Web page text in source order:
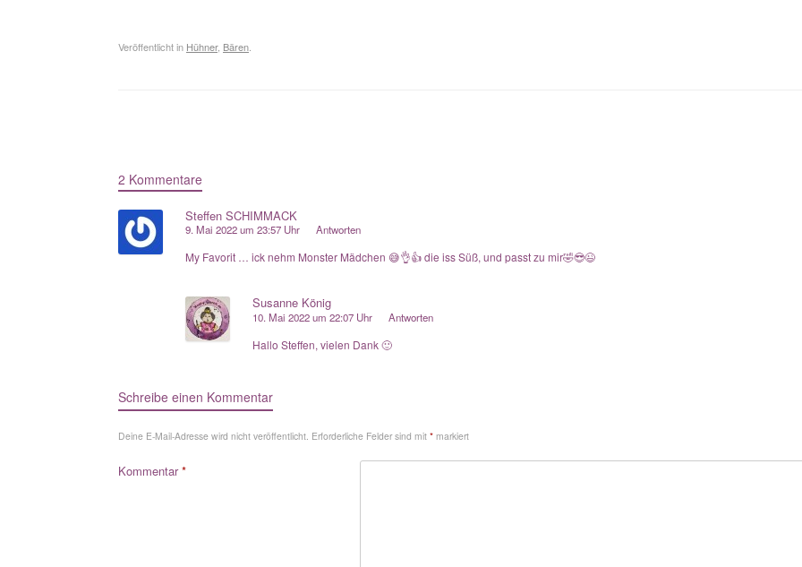
Veröffentlicht in Hühner, Bären
2 Kommentare
Steffen SCHIMMACK
9. Mai 2022 um 23:57 Uhr Antworten
My Favorit … ick nehm Monster Mädchen 😅👌👍 die iss Süß, und passt zu mir🤣😎😉
Susanne König
10. Mai 2022 um 22:07 Uhr Antworten
Hallo Steffen, vielen Dank 🙂
Schreibe einen Kommentar
Deine E-Mail-Adresse wird nicht veröffentlicht. Erforderliche Felder sind mit * markiert
Kommentar*